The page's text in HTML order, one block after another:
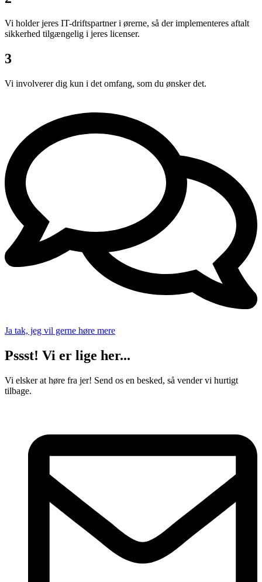
Vi holder jeres IT-driftspartner i ørerne, så der implementeres aftalt
sikkerhed tilgængelig i jeres licenser.
3
Vi involverer dig kun i det omfang, som du ønsker det.
Ja tak, jeg vil gerne høre mere
Pssst! Vi er lige her...
Vi elsker at høre fra jer! Send os en besked, så vender vi hurtigt
tilbage.